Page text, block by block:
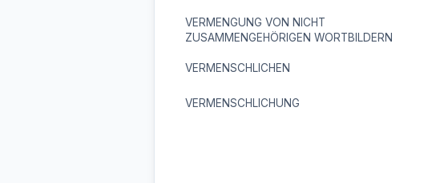
VERMENGUNG VON NICHT
ZUSAMMENGEHÖRIGEN WORTBILDERN
VERMENSCHLICHEN
VERMENSCHLICHUNG